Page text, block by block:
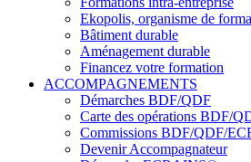
Ekopolis, organisme de
Bâtiment durable
Aménagement durable
Financez votre formation
ACCOMPAGNEMENTS
Démarches BDF/QDF
Carte des opérations BDF/
Commissions BDF/QDF/
Devenir Accompagnateur